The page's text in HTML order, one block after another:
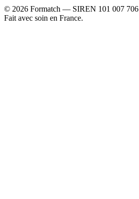
© 2026 Formatch — SIREN 101 007 706
Fait avec soin en France.